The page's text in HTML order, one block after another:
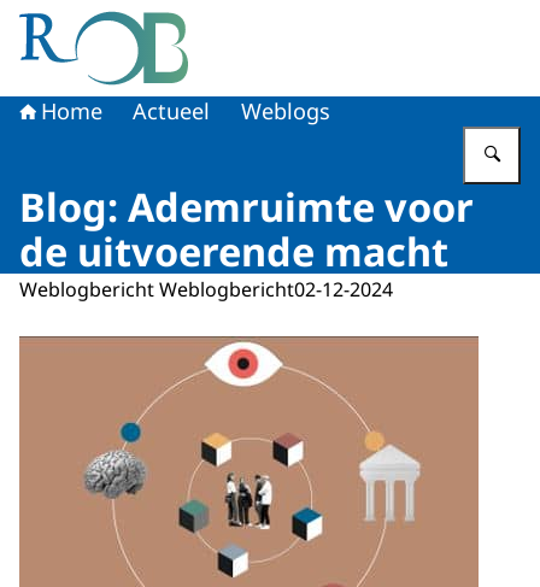
Naar de homepage van Raad voor het Openbaar Bestuur
Home Actueel Weblogs
Blog: Ademruimte voor
de uitvoerende macht
Weblogbericht Weblogbericht02-12-2024